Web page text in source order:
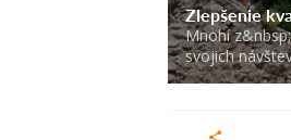
Zlepšenie
Mnohí
svojich